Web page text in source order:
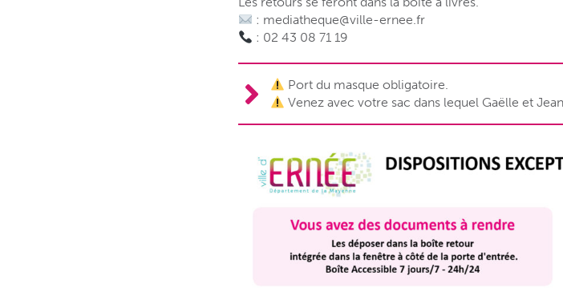
: mediatheque@ville-ernee.fr
: 02 43 08 71 19
Port du masque obligatoire.
Venez avec votre sac dans lequel Gaëlle et